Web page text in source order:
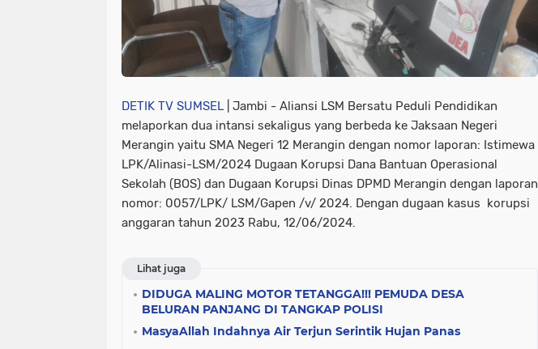
DETIK TV SUMSEL | Jambi - Aliansi LSM Bersatu Peduli Pendidikan
melaporkan dua intansi sekaligus yang berbeda ke Jaksaan Negeri
Merangin yaitu SMA Negeri 12 Merangin dengan nomor laporan: Istimewa
LPK/Alinasi-LSM/2024 Dugaan Korupsi Dana Bantuan Operasional
Sekolah (BOS) dan Dugaan Korupsi Dinas DPMD Merangin dengan laporan
nomor: 0057/LPK/ LSM/Gapen /v/ 2024. Dengan dugaan kasus korupsi
anggaran tahun 2023 Rabu, 12/06/2024.
Lihat juga
DIDUGA MALING MOTOR TETANGGA!!! PEMUDA DESA
BELURAN PANJANG DI TANGKAP POLISI
MasyaAllah Indahnya Air Terjun Serintik Hujan Panas